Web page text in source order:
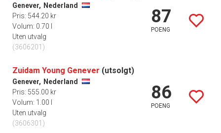
Genever, Nederland
Pris: 544.20 kr
Volum: 0.70 l
Uten utvalg
(3606201)
87
POENG
Zuidam Young Genever (utsolgt)
Genever, Nederland
Pris: 555.00 kr
Volum: 1.00 l
Uten utvalg
(3606301)
86
POENG